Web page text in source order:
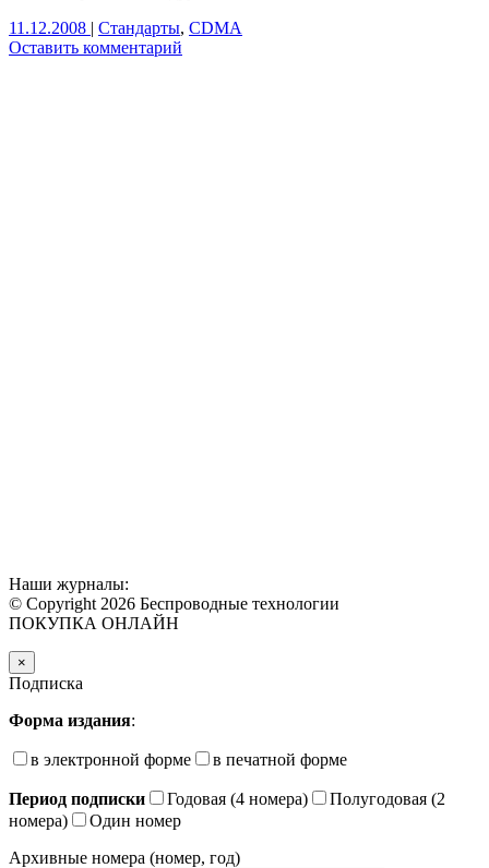
11.12.2008 | Стандарты, CDMA
Оставить комментарий
Наши журналы:
© Copyright 2026 Беспроводные технологии
ПОКУПКА ОНЛАЙН
×
Подписка
Форма издания:
в электронной форме в печатной форме
Период подписки Годовая (4 номера)
Полугодовая (2
номера)
Один номер
Архивные номера (номер, год)